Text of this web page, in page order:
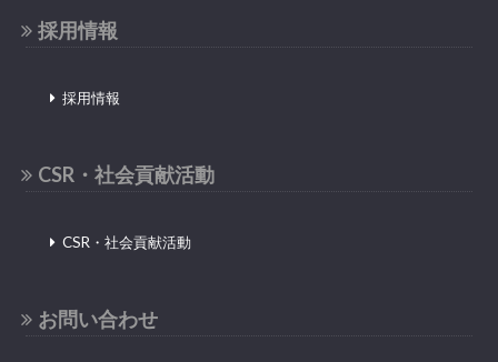
採用情報
採用情報
CSR・社会貢献活動
CSR・社会貢献活動
お問い合わせ